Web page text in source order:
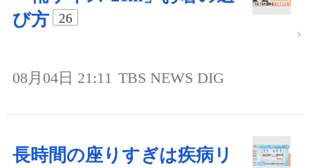
び方
26
08月04日 21:11 TBS NEWS DIG
長時間の座りすぎは疾病リ